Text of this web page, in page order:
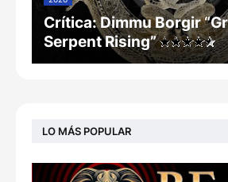
Crítica: Dimmu Borgir
Serpent Rising”
LO MÁS POPULAR